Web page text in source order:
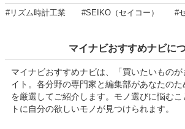
#リズム時計工業 #SEIKO（セイコー） #
マイナビおすすめナビに
マイナビおすすめナビは、「買いたいもの
イト。各分野の専門家と編集部があなたの
を厳選してご紹介します。モノ選びに悩む
トに自分の欲しいモノが見つけられます。